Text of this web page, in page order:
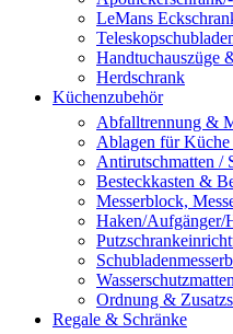
LeMans
Handtuchauszüge
Herdschrank
Küchenzubehör
Abfalltrennung &
Ablagen für
Antirutschmatten /
Besteckkasten &
Messerblock,
Haken/Aufgänger/
Wasserschutzmatten
Ordnung &
Regale & Schränke